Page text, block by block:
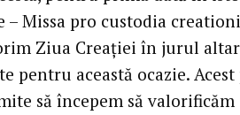
Missa pro custodia
Ziua Creației în jurul
pentru această ocazie.
să începem să